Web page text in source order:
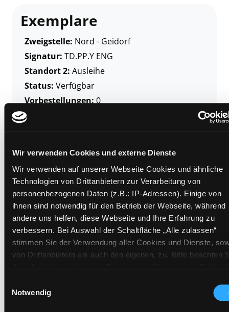
Wir verwenden Cookies und externe Dienste
Wir verwenden auf unserer Webseite Cookies und ähnliche
Technologien von Drittanbietern zur Verarbeitung von
personenbezogenen Daten (z.B.: IP-Adressen). Einige von
ihnen sind notwendig für den Betrieb der Webseite, während
andere uns helfen, diese Webseite und Ihre Erfahrung zu
verbessern. Bei Auswahl der Schaltfläche „Alle zulassen“
stimmen Sie der Verwendung aller Cookies und Dienste,
von Drittanbietern als auch den eigenen, zu. Bitte beachten
(Länder außerhalb des EWR ohne adäquates
Datenschutzniveau) stattfinden kann. In diesem
Notwendig
Exemplare
Zweigstelle: Nord - Geidorf
Signatur: TD.PP.Y ENG
Standort 2: Ausleihe
Status: Verfügbar
Vorbestellungen:0
Mediengruppe:
Zweigstelle: Ost - Schillerstraße
Signatur: TD.PP.Y ENG
Standort 2: Ausleihe
Status: Verfügbar
Frist: